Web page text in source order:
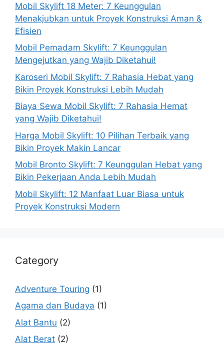
Mobil Skylift 18 Meter: 7 Keunggulan
Menakjubkan untuk Proyek Konstruksi Aman &
Efisien
Mobil Pemadam Skylift: 7 Keunggulan
Mengejutkan yang Wajib Diketahui!
Karoseri Mobil Skylift: 7 Rahasia Hebat yang
Bikin Proyek Konstruksi Lebih Mudah
Biaya Sewa Mobil Skylift: 7 Rahasia Hemat
yang Wajib Diketahui!
Harga Mobil Skylift: 10 Pilihan Terbaik yang
Bikin Proyek Makin Lancar
Mobil Bronto Skylift: 7 Keunggulan Hebat yang
Bikin Pekerjaan Anda Lebih Mudah
Mobil Skylift: 12 Manfaat Luar Biasa untuk
Proyek Konstruksi Modern
Category
Adventure Touring (1)
Agama dan Budaya (1)
Alat Bantu (2)
Alat Berat (2)